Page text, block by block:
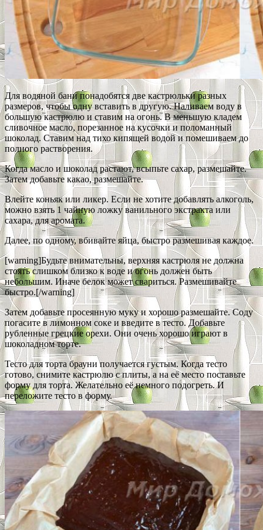
Для водяной бани понадобятся две кастрюльки разных
размеров, чтобы одну вставить в другую. Наливаем воду в
большую кастрюлю и ставим на огонь. В меньшую кладем
сливочное масло, порезанное на кусочки и поломанный
шоколад. Ставим над тихо кипящей водой и помешиваем до
полного растворения.
Когда масло и шоколад растают, всыпьте сахар, размешайте.
Затем добавьте какао, размешайте.
Влейте коньяк или ликер. Если не хотите добавлять алкоголь,
можно взять 1 чайную ложку ванильного экстракта или
сахара, для аромата.
Далее, по одному, вбивайте яйца, быстро размешивая каждое.
[warning]Будьте внимательны, верхняя кастрюля не должна
стоять слишком близко к воде и огонь должен быть
небольшим. Иначе белок может свариться. Размешивайте
быстро.[/warning]
Затем добавьте просеянную муку и хорошо размешайте. Соду
погасите в лимонном соке и введите в тесто. Добавьте
рубленные грецкие орехи. Они очень хорошо играют в
шоколадном торте.
Тесто для торта брауни получается густым. Когда тесто
готово, снимите кастрюлю с плиты, а на её место поставьте
форму для торта. Желательно её немного подогреть. И
переложите тесто в форму.